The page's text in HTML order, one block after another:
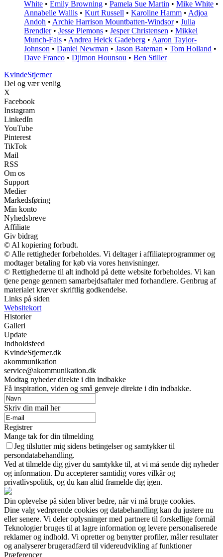
White • Emily Browning • Pamela Sue Martin • Mike White •
Annabelle Wallis • Kurt Russell • Karoline Hamm • Adjoa
Andoh • Archie Harrison Mountbatten-Windsor• Julia
Brendler• Jesse Plemons • Jesper Christensen • Mikkel
Munch-Fals • Andrea Heick Gadeberg • Aaron Taylor-
Johnson • Daniel Newman • Jason Bateman • Tom Holland •
Dave Franco • Djimon Hounsou • Ben Stiller
KvindeStjerner
Del og vær venlig
X
Facebook
Instagram
LinkedIn
YouTube
Pinterest
TikTok
Mail
RSS
Om os
Support
Medier
Markedsføring
Min konto
Nyhedsbreve
Affiliate
Giv bidrag
© Al kopiering forbudt.
© Alle rettigheder forbeholdes. Vi deltager i affiliateprogrammer og
modtager betaling for køb via vores henvisninger.
© Rettighederne til alt indhold på dette website forbeholdes. Vi kan
tjene penge gennem samarbejdsaftaler med forhandlere. Genbrug af
materialet kræver skriftlig godkendelse.
Links på siden
Websitekort
Historier
Galleri
Update
Indholdsfeed
KvindeStjerner.dk
akommunikation
service@akommunikation.dk
Modtag nyheder direkte i din indbakke
Få inspiration, viden og små genveje direkte i din indbakke.
Skriv din mail her
Registrer
Mange tak for din tilmelding
Jeg tilslutter mig sidens betingelser og samtykker til
persondatabehandling.
Ved at tilmelde dig giver du samtykke til, at vi må sende dig nyheder
og information. Du accepterer samtidig vores vilkår og
privatlivspolitik, og du kan altid framelde dig igen.
Din oplevelse på siden bliver bedre, når vi må bruge cookies.
Dine valg vedrørende cookies og databehandling kan du justere nu
eller senere. Vi deler oplysninger med partnere til forskellige formål
Teknologier bruges til at lagre information og levere personaliserede
reklamer og indhold. Vi opretter og benytter profiler, måler resultater
og analyserer brugeradfærd til videreudvikling af funktioner
Præferencer